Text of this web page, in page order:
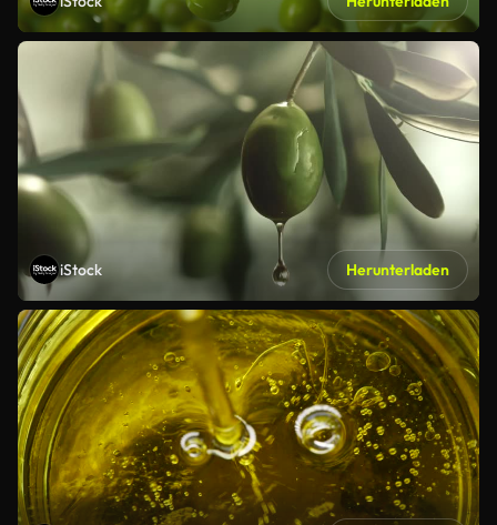
iStock Herunterladen